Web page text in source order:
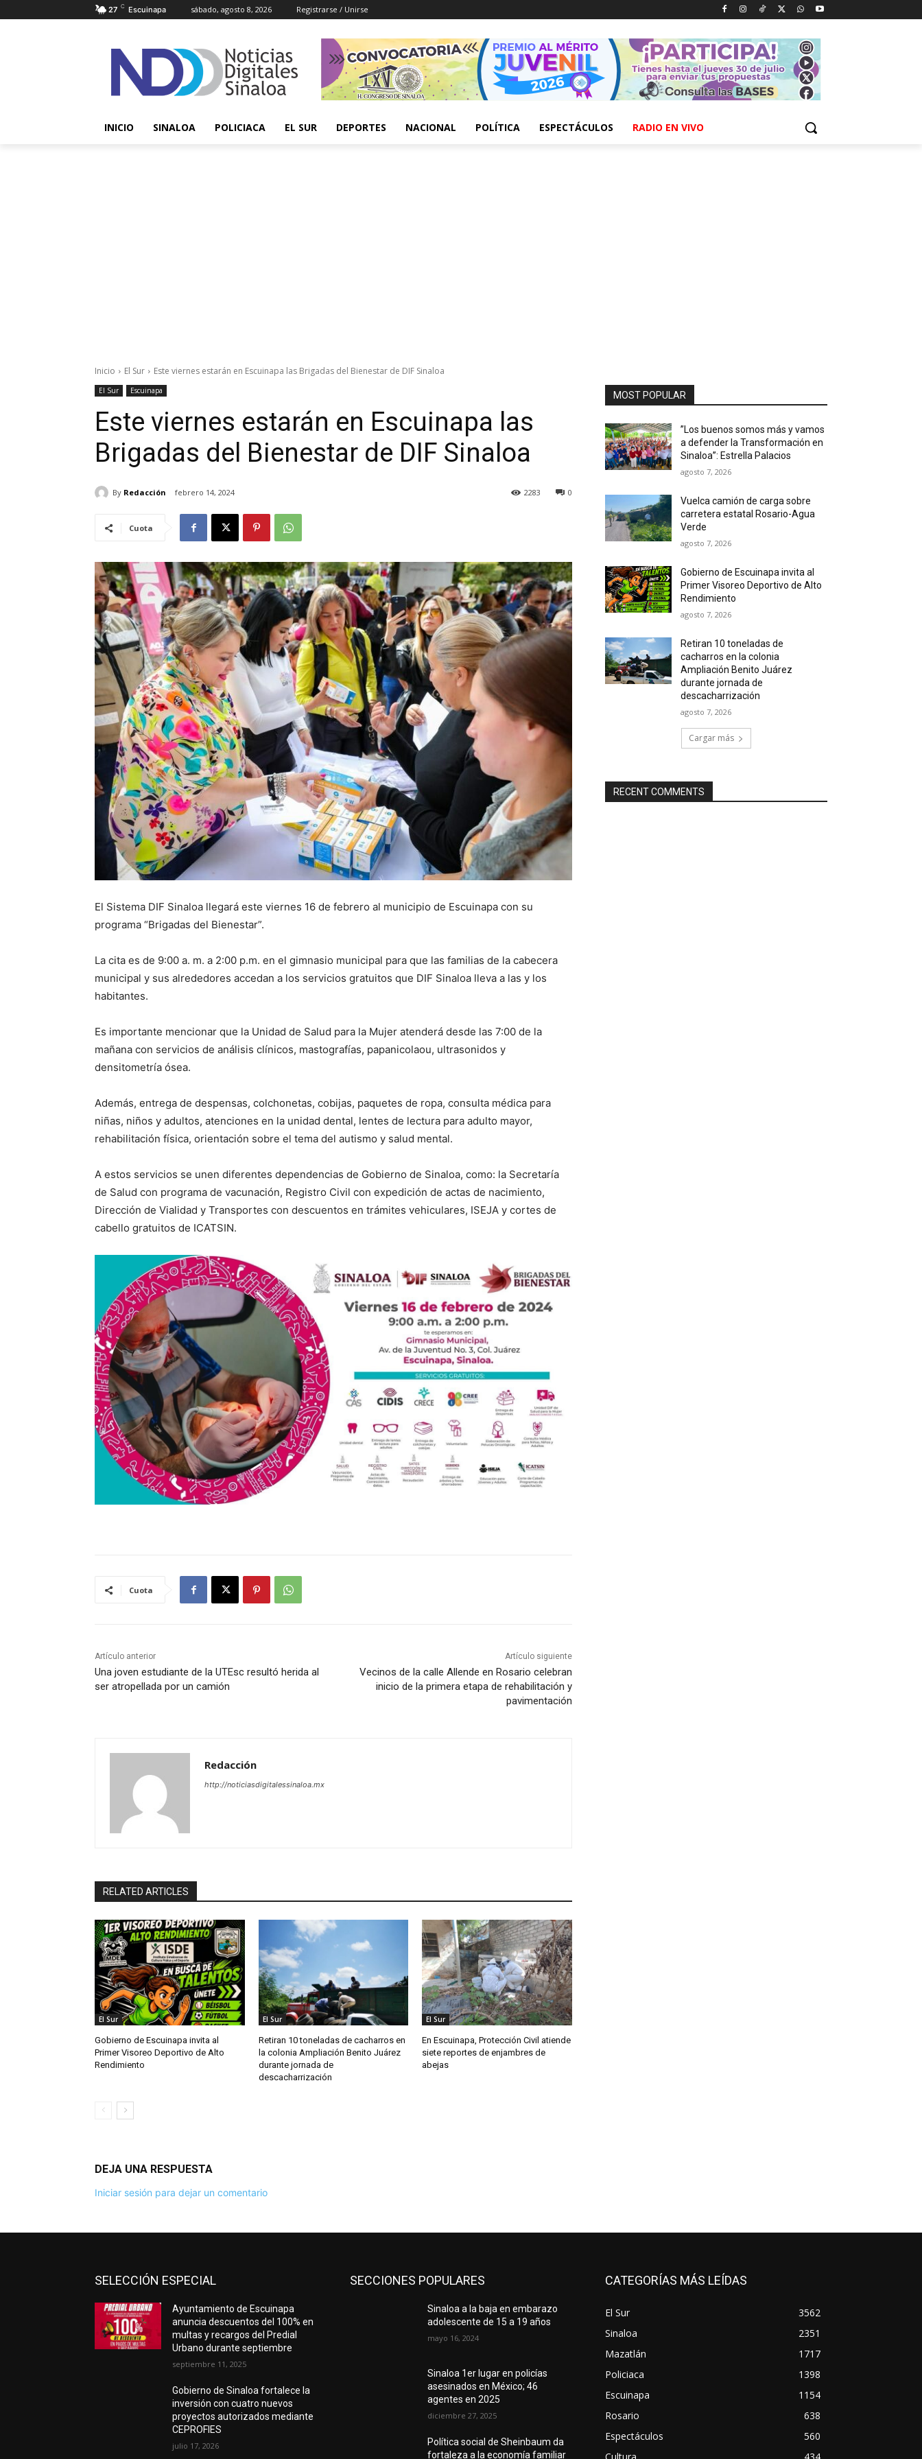
27 C Escuinapa sábado, agosto 8, 2026 Registrarse / Unirse
INICIO SINALOA POLICIACA EL SUR DEPORTES NACIONAL POLÍTICA ESPECTÁCULOS RADIO EN VIVO
Inicio El Sur Este viernes estarán en Escuinapa las Brigadas del Bienestar de DIF Sinaloa
El Sur Escuinapa
Este viernes estarán en Escuinapa las
Brigadas del Bienestar de DIF Sinaloa
By Redacción febrero 14, 2024 0
2283
Cuota
El Sistema DIF Sinaloa llegará este viernes 16 de febrero al municipio de Escuinapa con su
programa “Brigadas del Bienestar”.
La cita es de 9:00 a. m. a 2:00 p.m. en el gimnasio municipal para que las familias de la cabecera
municipal y sus alrededores accedan a los servicios gratuitos que DIF Sinaloa lleva a las y los
habitantes.
Es importante mencionar que la Unidad de Salud para la Mujer atenderá desde las 7:00 de la
mañana con servicios de análisis clínicos, mastografías, papanicolaou, ultrasonidos y
densitometría ósea.
Además, entrega de despensas, colchonetas, cobijas, paquetes de ropa, consulta médica para
niñas, niños y adultos, atenciones en la unidad dental, lentes de lectura para adulto mayor,
rehabilitación física, orientación sobre el tema del autismo y salud mental.
A estos servicios se unen diferentes dependencias de Gobierno de Sinaloa, como: la Secretaría
de Salud con programa de vacunación, Registro Civil con expedición de actas de nacimiento,
Dirección de Vialidad y Transportes con descuentos en trámites vehiculares, ISEJA y cortes de
cabello gratuitos de ICATSIN.
Cuota
Artículo anterior
Una joven estudiante de la UTEsc resultó herida al
ser atropellada por un camión
Artículo siguiente
Vecinos de la calle Allende en Rosario celebran
inicio de la primera etapa de rehabilitación y
pavimentación
Redacción
http://noticiasdigitalessinaloa.mx
RELATED ARTICLES
El Sur
Gobierno de Escuinapa invita al
Primer Visoreo Deportivo de Alto
Rendimiento
El Sur
Retiran 10 toneladas de cacharros en
la colonia Ampliación Benito Juárez
durante jornada de
descacharrización
El Sur
En Escuinapa, Protección Civil atiende
siete reportes de enjambres de
abejas
DEJA UNA RESPUESTA
Iniciar sesión para dejar un comentario
MOST POPULAR
”Los buenos somos más y vamos
a defender la Transformación en
Sinaloa”: Estrella Palacios
agosto 7, 2026
Vuelca camión de carga sobre
carretera estatal Rosario-Agua
Verde
agosto 7, 2026
Gobierno de Escuinapa invita al
Primer Visoreo Deportivo de Alto
Rendimiento
agosto 7, 2026
Retiran 10 toneladas de
cacharros en la colonia
Ampliación Benito Juárez
durante jornada de
descacharrización
agosto 7, 2026
Cargar más
RECENT COMMENTS
SELECCIÓN ESPECIAL
Ayuntamiento de Escuinapa
anuncia descuentos del 100% en
multas y recargos del Predial
Urbano durante septiembre
septiembre 11, 2025
Gobierno de Sinaloa fortalece la
inversión con cuatro nuevos
proyectos autorizados mediante
CEPROFIES
julio 17, 2026
SECCIONES POPULARES
Sinaloa a la baja en embarazo
adolescente de 15 a 19 años
mayo 16, 2024
Sinaloa 1er lugar en policías
asesinados en México; 46
agentes en 2025
diciembre 27, 2025
Política social de Sheinbaum da
fortaleza a la economía familiar
CATEGORÍAS MÁS LEÍDAS
El Sur
3562
Sinaloa
2351
Mazatlán
1717
Policiaca
1398
Escuinapa
1154
Rosario
638
Espectáculos
560
Cultura
434